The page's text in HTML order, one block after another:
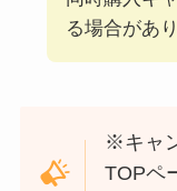
る場合があ
※キャ
TOPペ